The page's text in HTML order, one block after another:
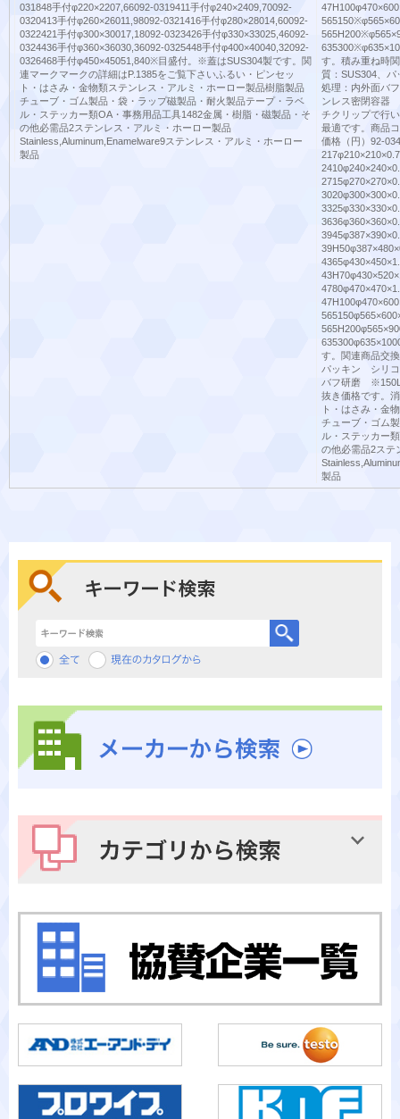
031848手付φ220×2207,66092-0319411手付φ240×2409,70092-
0320413手付φ260×26011,98092-0321416手付φ280×28014,60092-
0322421手付φ300×30017,18092-0323426手付φ330×33025,46092-
0324436手付φ360×36030,36092-0325448手付φ400×40040,32092-
0326468手付φ450×45051,840※目盛付。※蓋はSUS304製です。関
連マークマークの詳細はP.1385をご覧下さいふるい・ピンセッ
ト・はさみ・金物類ステンレス・アルミ・ホーロー製品樹脂製品
チューブ・ゴム製品・袋・ラップ磁製品・耐火製品テープ・ラベ
ル・ステッカー類OA・事務用品工具1482金属・樹脂・磁製品・そ
の他必需品2ステンレス・アルミ・ホーロー製品
Stainless,Aluminum,Enamelware9ステンレス・アルミ・ホーロー
製品
す。積み重ね時
質：SUS304、
処理：内外面バ
ンレス密閉容器
チクリップで行
最適です。商品
価格（円）92-
す。関連商品交
パッキン シリコ
バフ研磨 ※150L
抜き価格です。
ト・はさみ・金
チューブ・ゴム
ル・ステッカー
の他必需品2ステ
製品
キーワード検索